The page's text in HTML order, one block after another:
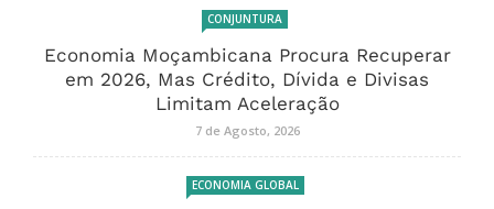
CONJUNTURA
Economia Moçambicana Procura Recuperar
em 2026, Mas Crédito, Dívida e Divisas
Limitam Aceleração
7 de Agosto, 2026
ECONOMIA GLOBAL